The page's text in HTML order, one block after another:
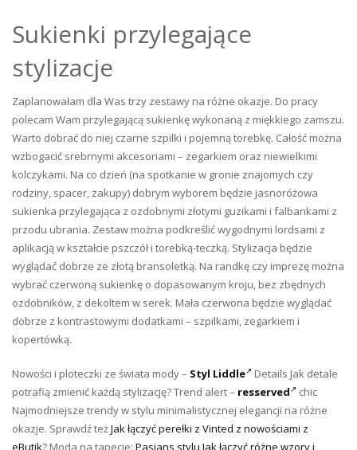
Sukienki przylegające
stylizacje
Zaplanowałam dla Was trzy zestawy na różne okazje. Do pracy
polecam Wam przylegającą sukienkę wykonaną z miękkiego zamszu.
Warto dobrać do niej czarne szpilki i pojemną torebkę. Całość można
wzbogacić srebrnymi akcesoriami – zegarkiem oraz niewielkimi
kolczykami. Na co dzień (na spotkanie w gronie znajomych czy
rodziny, spacer, zakupy) dobrym wyborem będzie jasnoróżowa
sukienka przylegająca z ozdobnymi złotymi guzikami i falbankami z
przodu ubrania. Zestaw można podkreślić wygodnymi lordsami z
aplikacją w kształcie pszczół i torebką-teczką. Stylizacja będzie
wyglądać dobrze ze złotą bransoletką. Na randkę czy imprezę można
wybrać czerwoną sukienkę o dopasowanym kroju, bez zbędnych
ozdobników, z dekoltem w serek. Mała czerwona będzie wyglądać
dobrze z kontrastowymi dodatkami – szpilkami, zegarkiem i
kopertówką.
Nowości i ploteczki ze świata mody – Styl Liddle
Details Jak detale
potrafią zmienić każdą stylizację? Trend alert – resserved
chic
Najmodniejsze trendy w stylu minimalistycznej elegancji na różne
okazje. Sprawdź teżJak łączyć perełki z Vinted z nowościami z
eButik? Moda na tapecie: Pasjans stylu Jak łączyć różne wzory i